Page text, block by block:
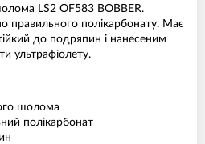
LS2 OF583 BOBBER.
правильного полікарбонату. Має
до подряпин і нанесеним
ультрафіолету.
шолома
полікарбонат